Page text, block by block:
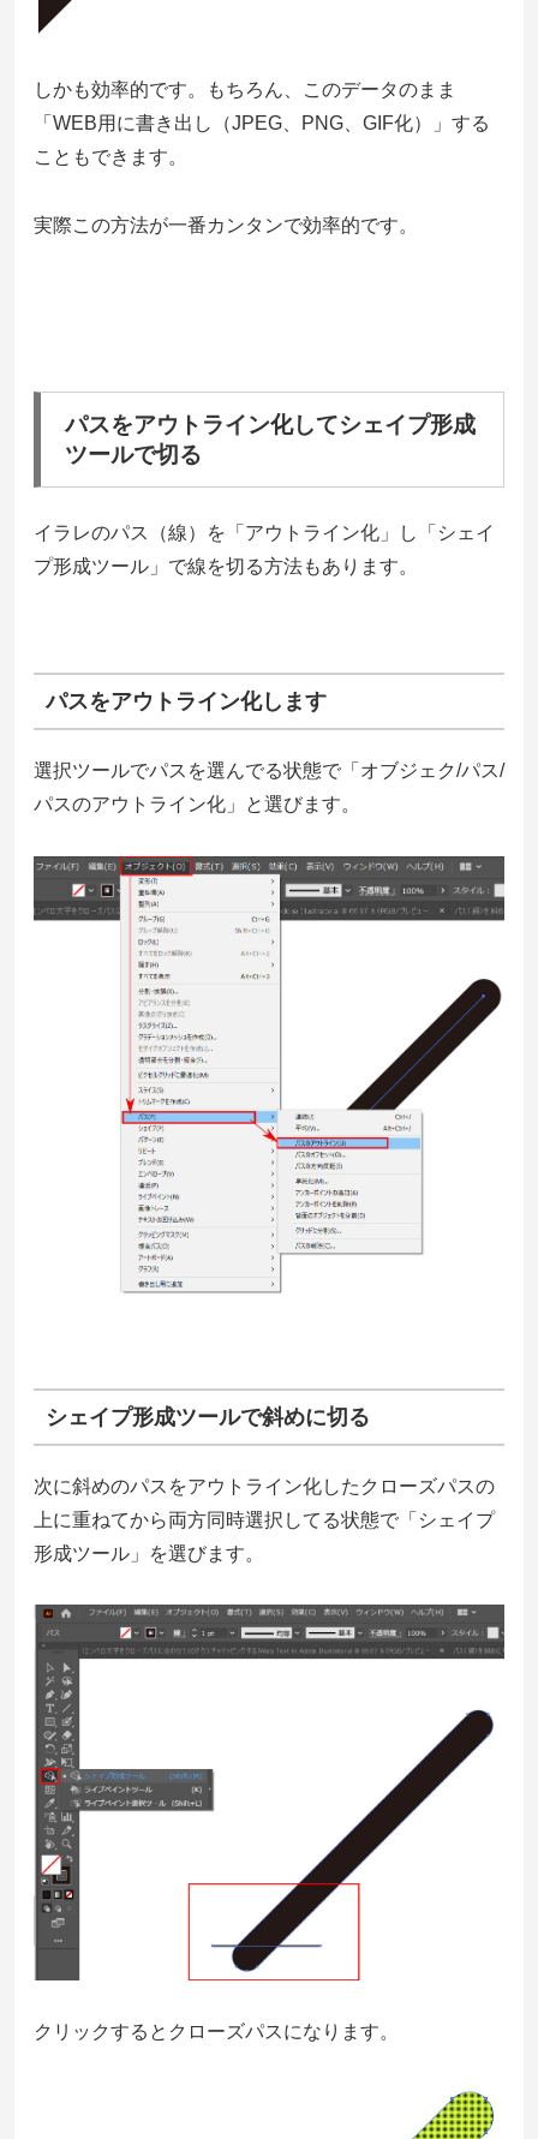
しかも効率的です。もちろん、このデータのまま
「WEB用に書き出し（JPEG、PNG、GIF化）」する
こともできます。
実際この方法が一番カンタンで効率的です。
パスをアウトライン化してシェイプ形成
ツールで切る
イラレのパス（線）を「アウトライン化」し「シェイ
プ形成ツール」で線を切る方法もあります。
パスをアウトライン化します
選択ツールでパスを選んでる状態で「オブジェク/パス/
パスのアウトライン化」と選びます。
シェイプ形成ツールで斜めに切る
次に斜めのパスをアウトライン化したクローズパスの
上に重ねてから両方同時選択してる状態で「シェイプ
形成ツール」を選びます。
クリックするとクローズパスになります。